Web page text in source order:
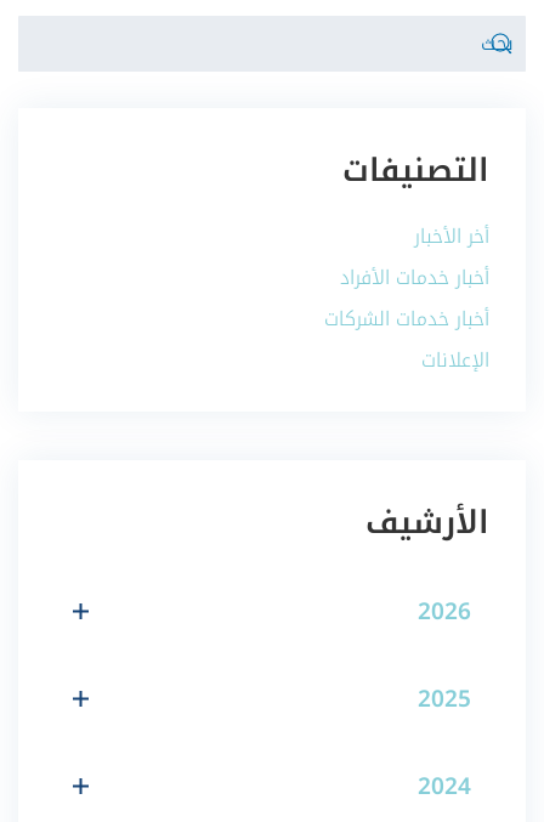
التصنيفات
أخر الأخبار
أخبار خدمات الأفراد
أخبار خدمات الشركات
الإعلانات
الأرشيف
2026
2025
2024